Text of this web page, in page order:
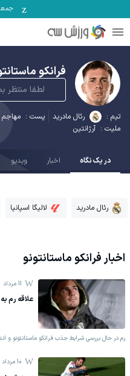
جمعه ۱۶
فرانکو
لطفا منتظر
تیم : رئال مادرید پست : مهاجم
ملیت : آرژانتین
در یک نگاه اخبار ویدیو
رئال مادرید لالیگا اسپانیا
اخبارفرانکو ماستانتونو
11 مرداد
علاقه رم
رم در حال بررسی شرایط جذب فرانکو ماستانتونو و
10 مرداد